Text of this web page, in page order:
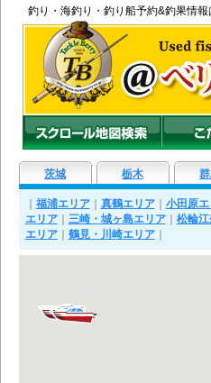
釣り ・ 海釣り ・ 釣り船予約&釣果情
茨城 栃木
福浦エリア｜ 真鶴エリア｜ 小田原
エリア｜ 三崎・城ヶ島エリア｜ 松輪
エリア｜ 鶴見・川崎エリア｜